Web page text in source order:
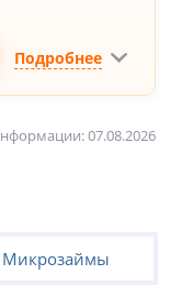
Подробнее
07.08.2026
Микрозаймы